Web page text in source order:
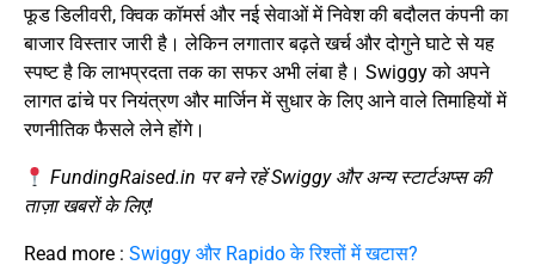
फूड डिलीवरी, क्विक कॉमर्स और नई सेवाओं में निवेश की बदौलत कंपनी का
बाजार विस्तार जारी है। लेकिन लगातार बढ़ते खर्च और दोगुने घाटे से यह
स्पष्ट है कि लाभप्रदता तक का सफर अभी लंबा है। Swiggy को अपने
लागत ढांचे पर नियंत्रण और मार्जिन में सुधार के लिए आने वाले तिमाहियों में
रणनीतिक फैसले लेने होंगे।
FundingRaised.in पर बने रहें Swiggy और अन्य स्टार्टअप्स की
ताज़ा खबरों के लिए!
Read more : Swiggy और Rapido के रिश्तों में खटास?